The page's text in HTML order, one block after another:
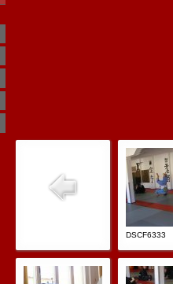
DSCF6333